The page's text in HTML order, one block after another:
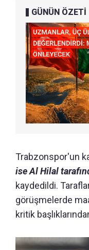
GÜNÜN ÖZETİ
Trabzonspor'un
ise Al Hilal
kaydedildi.
görüşmelerde
kritik